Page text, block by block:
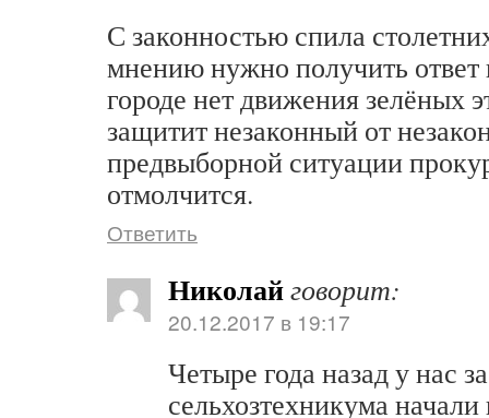
С законностью спила
мнению нужно получить ответ
городе нет движения зелёных
защитит незаконный от
предвыборной ситуации
отмолчится.
Ответить
Николайговорит:
20.12.2017 в 19:17
Четыре года назад у нас
сельхозтехникума